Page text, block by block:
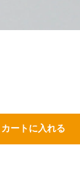
カートに入れる